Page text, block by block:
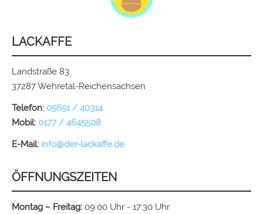
LACKAFFE
Landstraße 83
37287 Wehretal-Reichensachsen
Telefon: 05651 / 40314
Mobil: 0177 / 4645508
E-Mail: info@der-lackaffe.de
ÖFFNUNGSZEITEN
Montag – Freitag: 09:00 Uhr - 17:30 Uhr